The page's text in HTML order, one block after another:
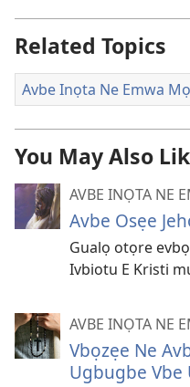
Related Topics
Avbe Inọta Ne Emwa
You May Also
AVBE INỌTA NE
Avbe Osẹe
Gualọ otọre
Ivbiotu E Kristi
AVBE INỌTA NE
Vbọzẹe Ne
Ugbugbe Vbe